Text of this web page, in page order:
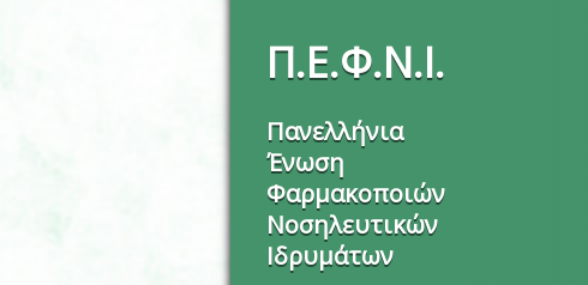
Π.Ε.Φ.Ν.Ι.
Πανελλήνια
Ένωση
Φαρμακοποιών
Νοσηλευτικών
Ιδρυμάτων